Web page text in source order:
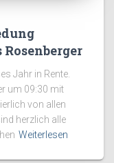
Jahr in Rente.
um 09:30 mit
von allen
herzlich alle
Weiterlesen